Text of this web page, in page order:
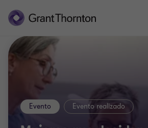
Evento Evento realizado